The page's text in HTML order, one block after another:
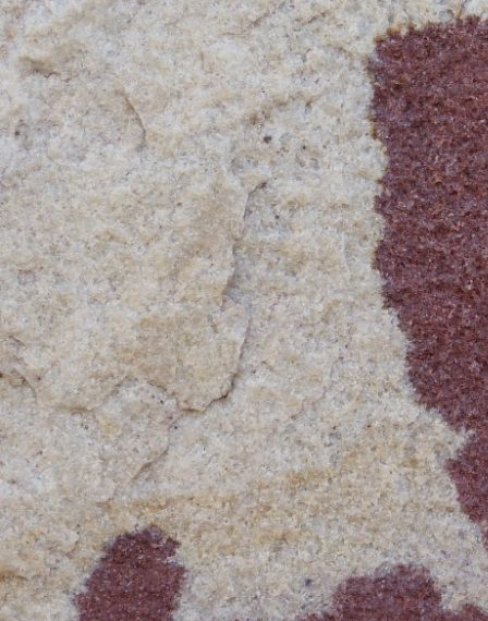
nous. C'est un choix qui va
inconditionnels. D'autres bien
Les activités envisagées:
del Ibera, activités payantes...
aussi en fonction d'impératifs
privée.
Donc, il nous restait une
oubliés.
Une voiture louée dans la
une cinquantaine d'euros par
ne pouvait qu'être envisagée de
le voyage s'est structuré en